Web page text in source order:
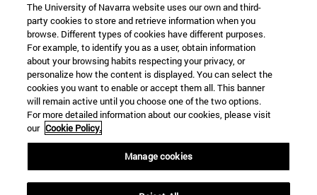
The University of Navarra website uses our own and third-
party cookies to store and retrieve information when you
browse. Different types of cookies have different purposes.
For example, to identify you as a user, obtain information
about your browsing habits respecting your privacy, or
personalize how the content is displayed. You can select the
cookies you want to enable or accept them all. This banner
will remain active until you choose one of the two options.
For more detailed information about our cookies, please visit
our Cookie Policy.
Manage cookies